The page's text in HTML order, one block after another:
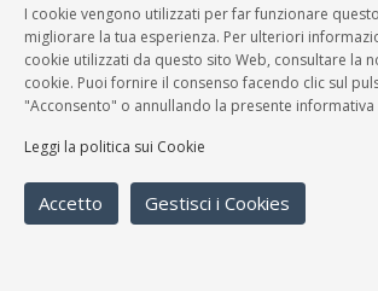
Band
Epic metal, Folk, Pop
Trait D'union
I cookie vengono utilizzati per far funzionare
migliorare la tua esperienza. Per ulteriori
cookie utilizzati da questo sito Web, consultare la
cookie. Puoi fornire il consenso facendo clic sul
"Acconsento" o annullando la presente informativa
Leggi la politica sui Cookie
Accetto Gestisci i Cookies